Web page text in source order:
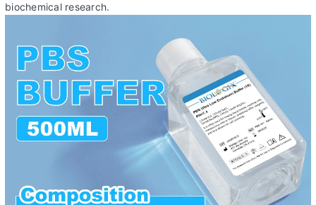
biochemical research.